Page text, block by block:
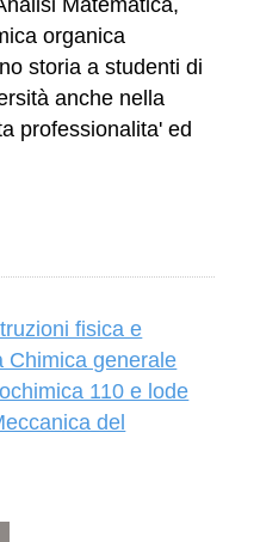
Matematica,
organica
storia a studenti di
anche nella
professionalita' ed
fisica e
Chimica generale
110 e lode
del